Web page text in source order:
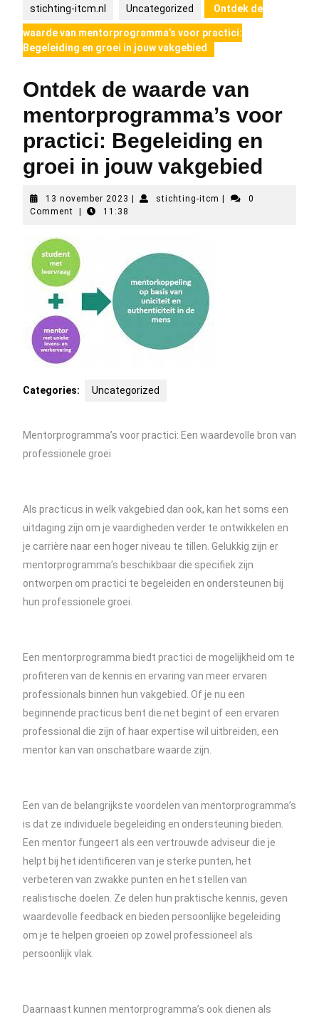
stichting-itcm.nl Uncategorized Ontdek de
waarde van mentorprogramma’s voor practici:
Begeleiding en groei in jouw vakgebied
Ontdek de waarde van
mentorprogramma’s voor
practici: Begeleiding en
groei in jouw vakgebied
13 november 2023 13
stichting-itcm stichting-
0
Comment
11:38
Categories: Uncategorized
Mentorprogramma’s voor practici: Een waardevolle bron van
professionele groei
Als practicus in welk vakgebied dan ook, kan het soms een
uitdaging zijn om je vaardigheden verder te ontwikkelen en
je carrière naar een hoger niveau te tillen. Gelukkig zijn er
mentorprogramma’s beschikbaar die specifiek zijn
ontworpen om practici te begeleiden en ondersteunen bij
hun professionele groei.
Een mentorprogramma biedt practici de mogelijkheid om te
profiteren van de kennis en ervaring van meer ervaren
professionals binnen hun vakgebied. Of je nu een
beginnende practicus bent die net begint of een ervaren
professional die zijn of haar expertise wil uitbreiden, een
mentor kan van onschatbare waarde zijn.
Een van de belangrijkste voordelen van mentorprogramma’s
is dat ze individuele begeleiding en ondersteuning bieden.
Een mentor fungeert als een vertrouwde adviseur die je
helpt bij het identificeren van je sterke punten, het
verbeteren van zwakke punten en het stellen van
realistische doelen. Ze delen hun praktische kennis, geven
waardevolle feedback en bieden persoonlijke begeleiding
om je te helpen groeien op zowel professioneel als
persoonlijk vlak.
Daarnaast kunnen mentorprogramma’s ook dienen als